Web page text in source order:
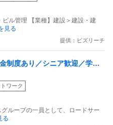
とに合格実績が異なること
す
施されています
学校も力を入れています
は難しく、別の戦略が必要
ビル管理 【業種】建設＞建設・建
見る
提供：ビズリーチ
制度あり／シニア歓迎／学歴
／リモートワーク可能／完全
装自由／残業少なめ／研修充
ェントおすすめ求人／急募求
ワーク
ループの一員として、ロードサー
る